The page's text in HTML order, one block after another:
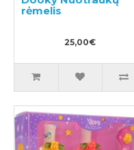
rėmelis
25,00€